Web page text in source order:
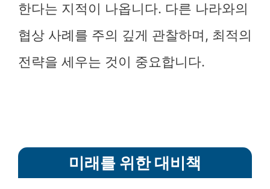
한다는 지적이 나옵니다. 다른 나라와의
협상 사례를 주의 깊게 관찰하며, 최적의
전략을 세우는 것이 중요합니다.
미래를 위한 대비책